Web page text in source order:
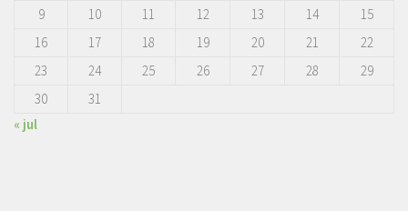
9
10 11 12 13 14
15
16
17 18 19 20 21
22
23
24 25 26 27 28
29
30
31
« jul